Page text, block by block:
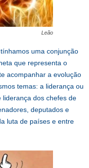
Leão
uma conjunção
que representa o
acompanhar a evolução
temas: a liderança ou
dos chefes de
deputados e
luta de países e entre